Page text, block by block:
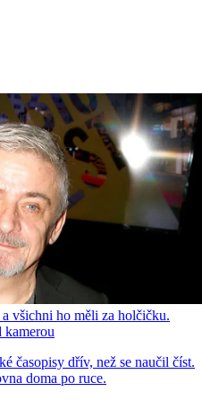
všichni ho měli za holčičku.
kamerou
časopisy dřív, než se naučil číst.
doma po ruce.